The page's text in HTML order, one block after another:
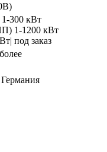
300 кВт
1-1200 кВт
под заказ
Германия